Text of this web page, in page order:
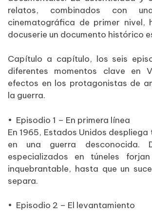
relatos, combinados con
cinematográfica de primer nivel,
docuserie un documento histórico
Capítulo a capítulo, los seis
diferentes momentos clave en
efectos en los protagonistas de
la guerra.
• Episodio 1 – En primera línea
En 1965, Estados Unidos
en una guerra desconocida.
especializados en túneles
inquebrantable, hasta que un
separa.
• Episodio 2 – El levantamiento